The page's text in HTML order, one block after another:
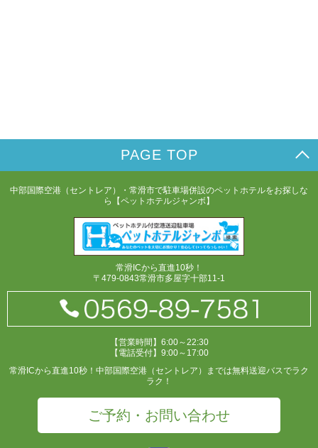
PAGE TOP
中部国際空港（セントレア）・常滑市で駐車場併設のペットホテルをお探しな
ら【ペットホテルジャンボ】
常滑ICから直進10秒！
〒479-0843常滑市多屋字十部11-1
【営業時間】6:00～22:30
【電話受付】9:00～17:00
常滑ICから直進10秒！中部国際空港（セントレア）までは無料送迎バスでラク
ラク！
ご予約・お問い合わせ